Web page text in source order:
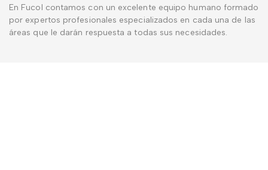
En Fucol contamos con un excelente equipo humano formado
por expertos profesionales especializados en cada una de las
áreas que le darán respuesta a todas sus necesidades.